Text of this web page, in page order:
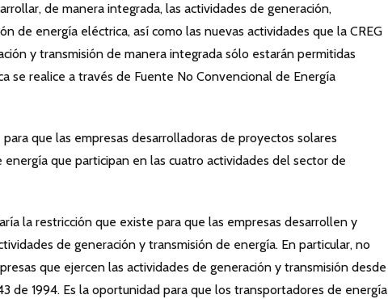
de manera integrada, las actividades de generación,
de energía eléctrica, así como las nuevas actividades que la CREG
y transmisión de manera integrada sólo estarán permitidas
se realice a través de Fuente No Convencional de Energía
que las empresas desarrolladoras de proyectos solares
energía que participan en las cuatro actividades del sector de
la restricción que existe para que las empresas desarrollen y
de generación y transmisión de energía. En particular, no
que ejercen las actividades de generación y transmisión desde
de 1994. Es la oportunidad para que los transportadores de energía